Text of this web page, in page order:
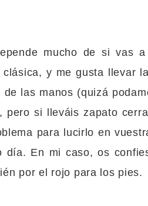
mucho de si vas
y me gusta llevar
las manos (quizá
pero si lleváis zapato
para lucirlo en
día. En mi caso, os
por el rojo para los pies.